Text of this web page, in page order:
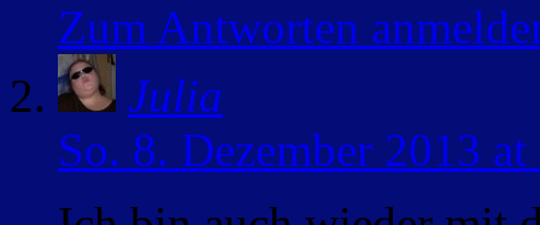
Zum Antworten
Julia
So. 8. Dezember 2013